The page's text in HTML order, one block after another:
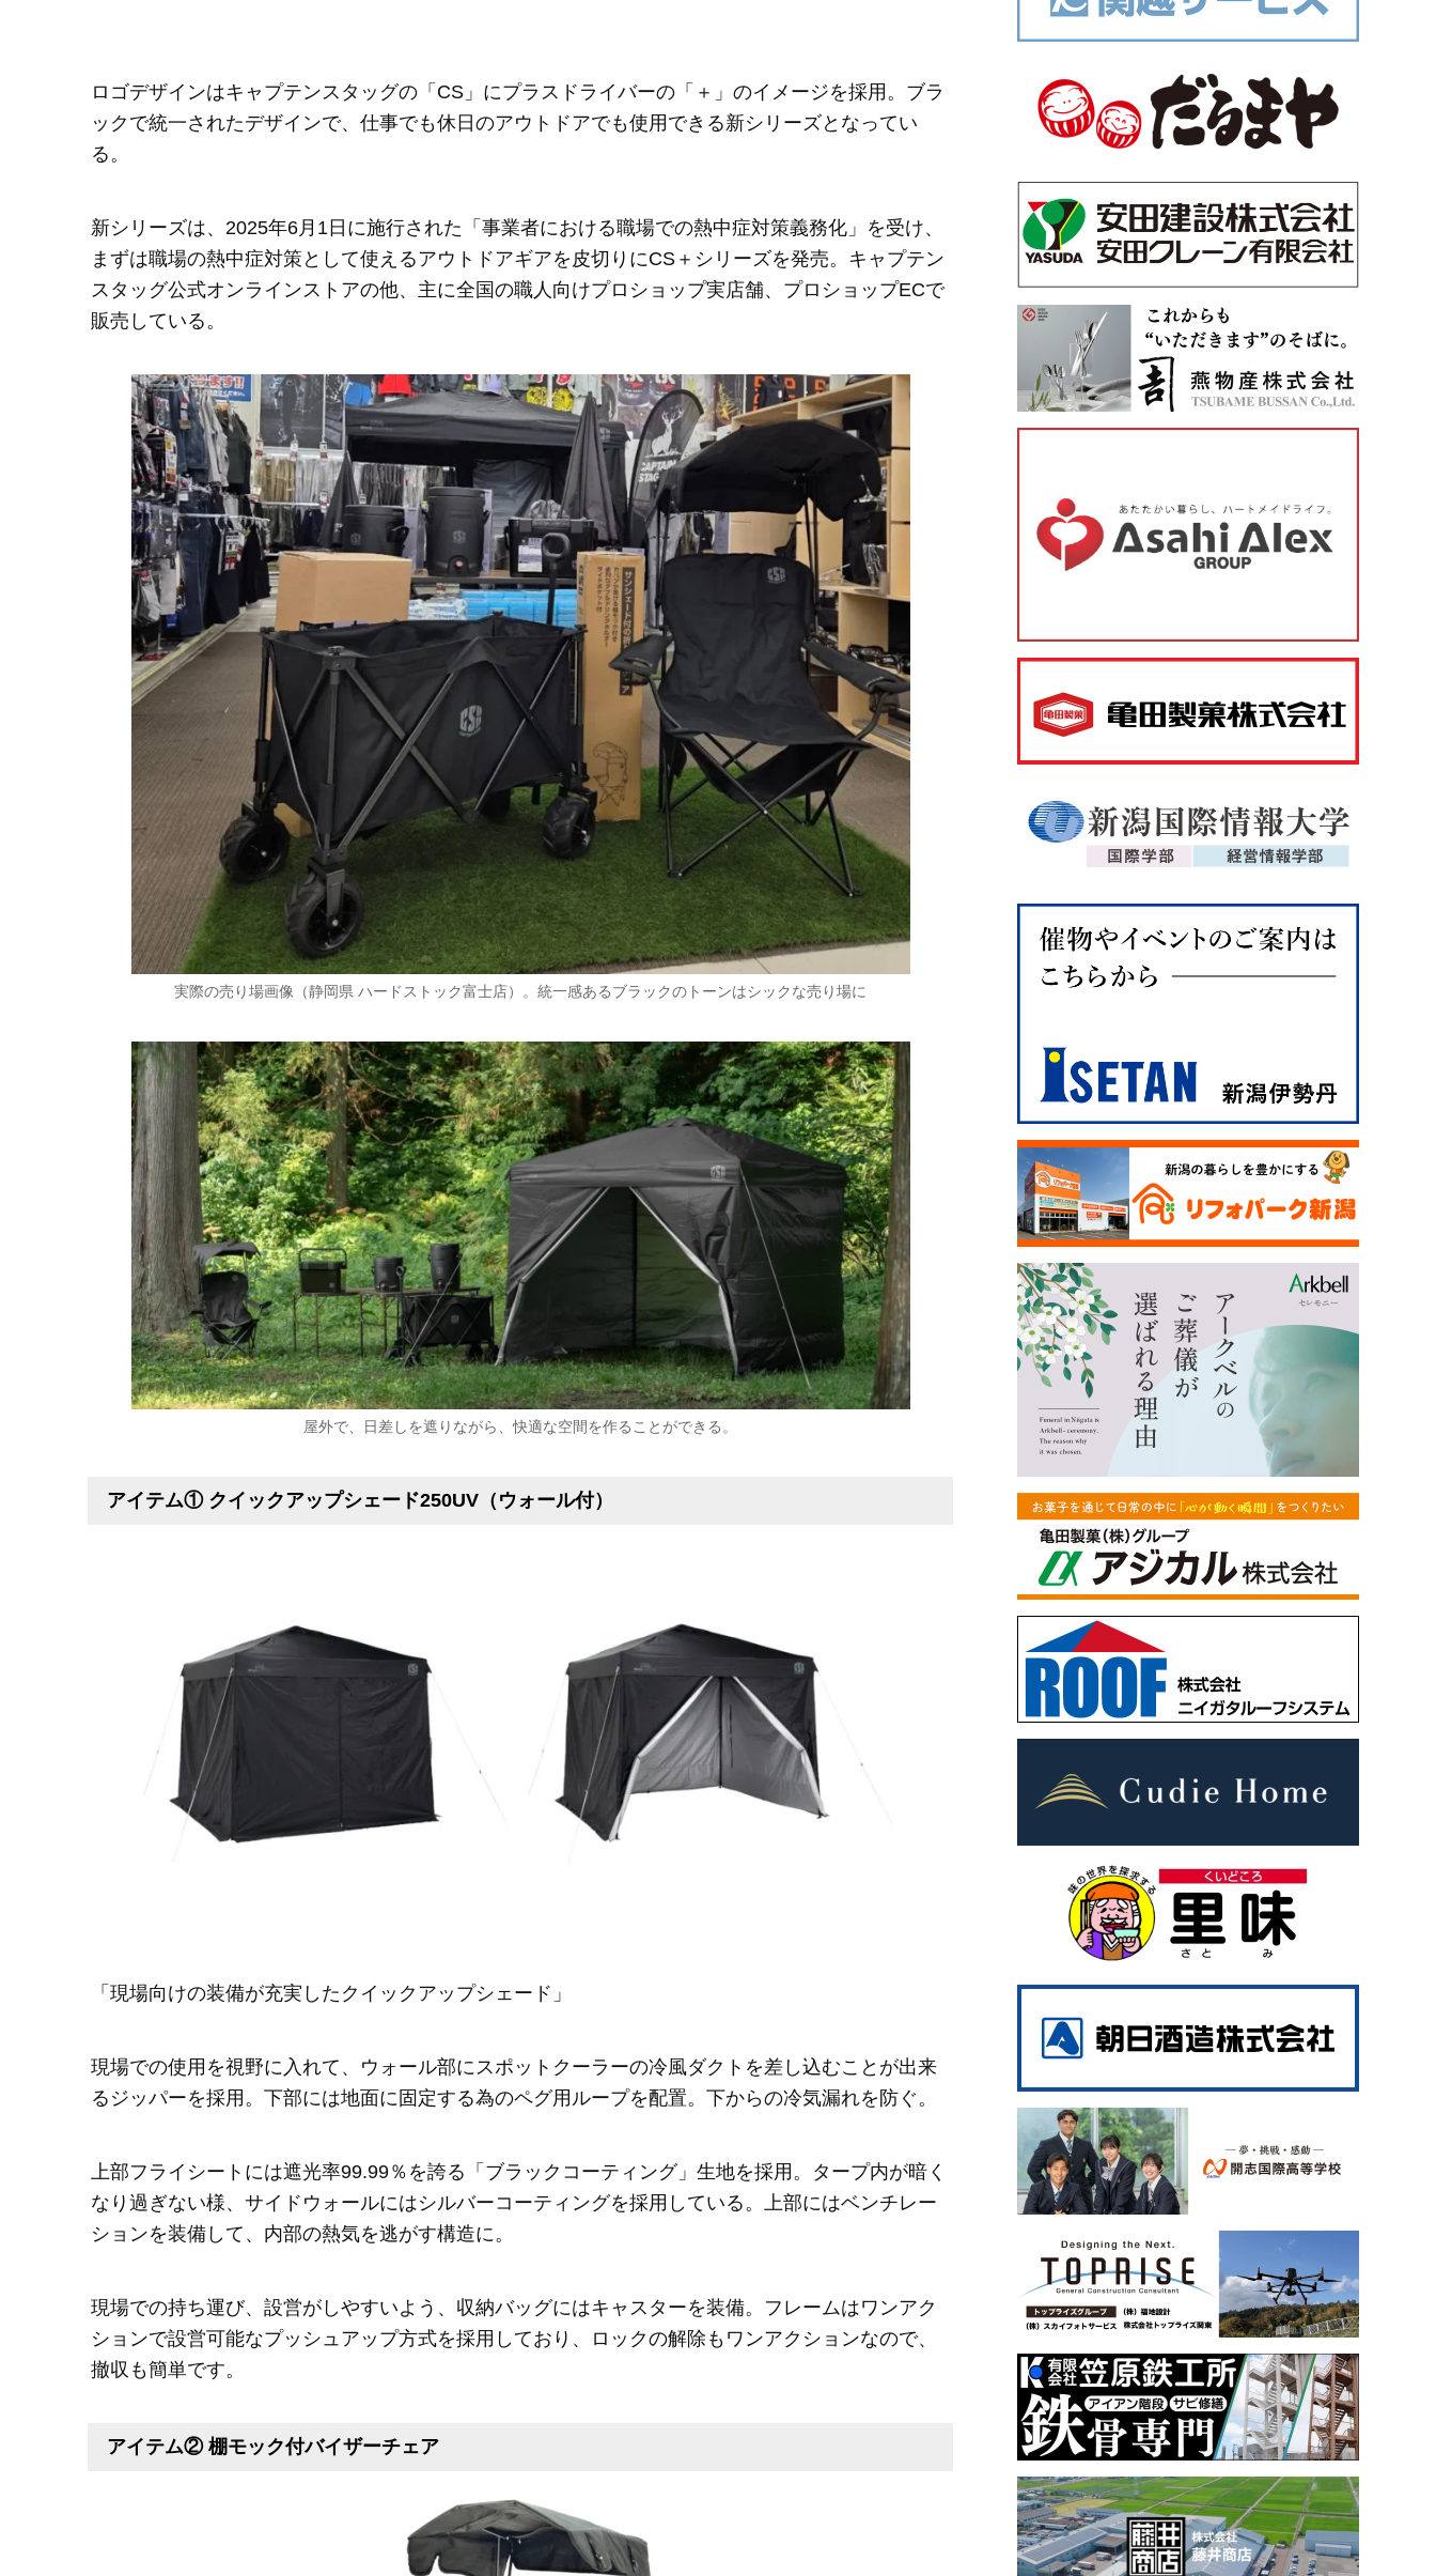
ロゴデザインはキャプテンスタッグの「CS」にプラスドライバーの「＋」のイメージを採用。ブラ
ックで統一されたデザインで、仕事でも休日のアウトドアでも使用できる新シリーズとなってい
る。
新シリーズは、2025年6月1日に施行された「事業者における職場での熱中症対策義務化」を受け、
まずは職場の熱中症対策として使えるアウトドアギアを皮切りにCS＋シリーズを発売。キャプテン
スタッグ公式オンラインストアの他、主に全国の職人向けプロショップ実店舗、プロショップECで
販売している。
実際の売り場画像（静岡県 ハードストック富士店）。統一感あるブラックのトーンはシックな売り場に
屋外で、日差しを遮りながら、快適な空間を作ることができる。
アイテム① クイックアップシェード250UV（ウォール付）
「現場向けの装備が充実したクイックアップシェード」
現場での使用を視野に入れて、ウォール部にスポットクーラーの冷風ダクトを差し込むことが出来
るジッパーを採用。下部には地面に固定する為のペグ用ループを配置。下からの冷気漏れを防ぐ。
上部フライシートには遮光率99.99％を誇る「ブラックコーティング」生地を採用。タープ内が暗く
なり過ぎない様、サイドウォールにはシルバーコーティングを採用している。上部にはベンチレー
ションを装備して、内部の熱気を逃がす構造に。
現場での持ち運び、設営がしやすいよう、収納バッグにはキャスターを装備。フレームはワンアク
ションで設営可能なプッシュアップ方式を採用しており、ロックの解除もワンアクションなので、
撤収も簡単です。
アイテム② 棚モック付バイザーチェア